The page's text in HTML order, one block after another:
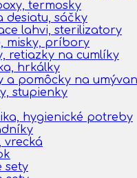
termosky
desiatu, sáčky
lahvi, sterilizatory
misky, príbory
retiazky na cumlíky
hrkálky
a pomôcky na
stupienky
hygienické potreby
vrecká
sety